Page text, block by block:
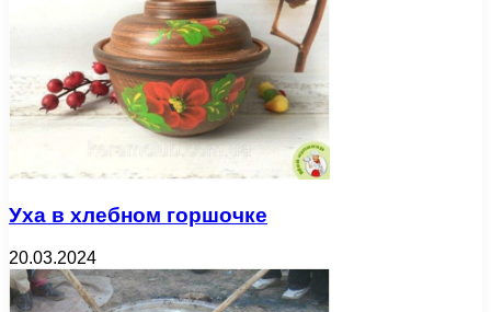
Уха в хлебном горшочке
20.03.2024